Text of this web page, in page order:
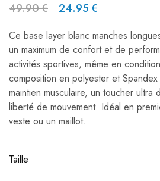
49.90€ 24.95 €
Ce base layer blanc manches
un maximum de confort et de
activités sportives, même en
composition en polyester et
maintien musculaire, un toucher ultra
liberté de mouvement. Idéal en
veste ou un maillot.
Taille